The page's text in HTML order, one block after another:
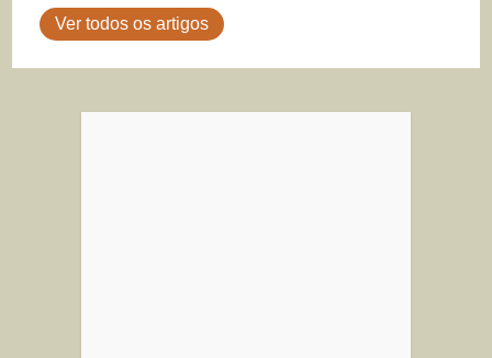
Ver todos os artigos